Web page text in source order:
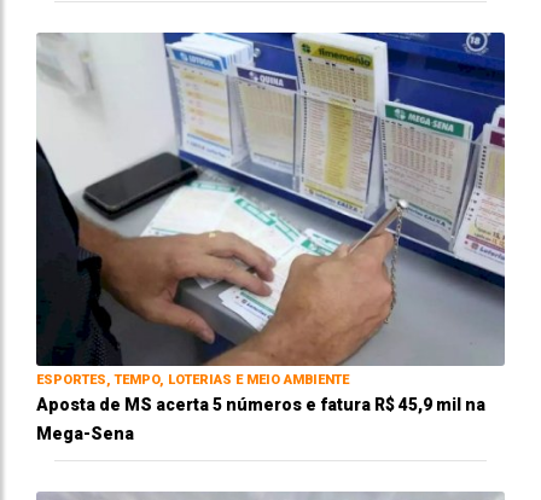
ESPORTES, TEMPO, LOTERIAS E MEIO AMBIENTE
Aposta de MS acerta 5 números e fatura R$ 45,9 mil na
Mega-Sena